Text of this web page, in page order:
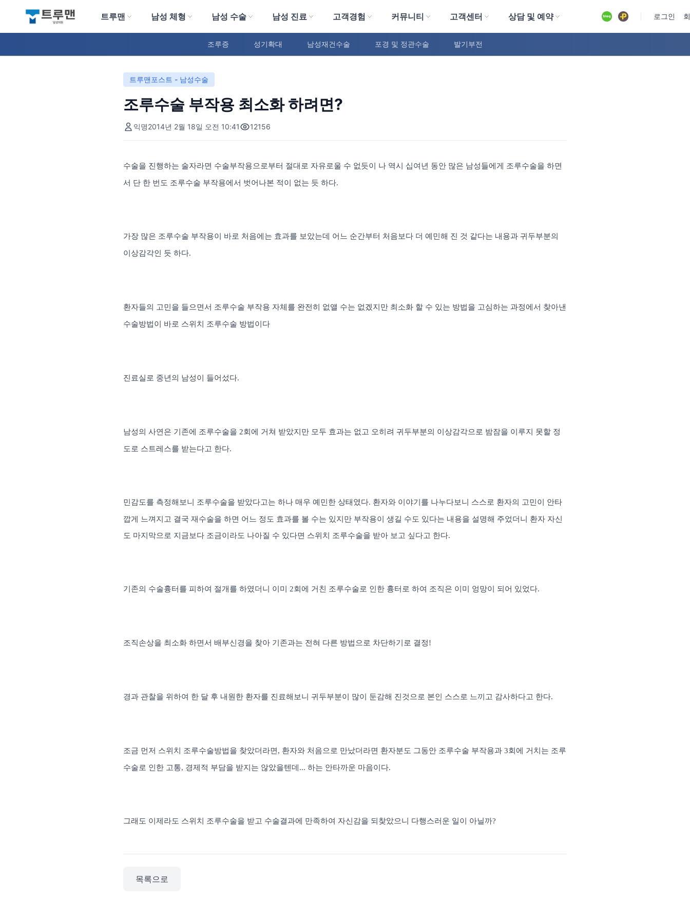
트루맨 남성의원
트루맨 남성 체형 남성 수술 남성 진료 고객경험 커뮤니티 고객센터 상담 및 예약 유튜브 로그인
조루증 성기확대 남성재건수술 포경 및 정관수술 발기부전
트루맨포스트 - 남성수술
조루수술 부작용 최소화 하려면?
익명2014년 2월 18일 오전 10:41 12156
수술을 진행하는 술자라면 수술부작용으로부터 절대로 자유로울 수 없듯이 나 역시 십여년 동안 많은 남성들에게 조루수술을 하면
서 단 한 번도 조루수술 부작용에서 벗어나본 적이 없는 듯 하다.
가장 많은 조루수술 부작용이 바로 처음에는 효과를 보았는데 어느 순간부터 처음보다 더 예민해 진 것 같다는 내용과 귀두부분의
이상감각인 듯 하다.
환자들의 고민을 들으면서 조루수술 부작용 자체를 완전히 없앨 수는 없겠지만 최소화 할 수 있는 방법을 고심하는 과정에서 찾아낸
수술방법이 바로 스위치 조루수술 방법이다
진료실로 중년의 남성이 들어섰다.
남성의 사연은 기존에 조루수술을 2회에 거쳐 받았지만 모두 효과는 없고 오히려 귀두부분의 이상감각으로 밤잠을 이루지 못할 정
도로 스트레스를 받는다고 한다.
민감도를 측정해보니 조루수술을 받았다고는 하나 매우 예민한 상태였다. 환자와 이야기를 나누다보니 스스로 환자의 고민이 안타
깝게 느껴지고 결국 재수술을 하면 어느 정도 효과를 볼 수는 있지만 부작용이 생길 수도 있다는 내용을 설명해 주었더니 환자 자신
도 마지막으로 지금보다 조금이라도 나아질 수 있다면 스위치 조루수술을 받아 보고 싶다고 한다.
기존의 수술흉터를 피하여 절개를 하였더니 이미 2회에 거친 조루수술로 인한 흉터로 하여 조직은 이미 엉망이 되어 있었다.
조직손상을 최소화 하면서 배부신경을 찾아 기존과는 전혀 다른 방법으로 차단하기로 결정!
경과 관찰을 위하여 한 달 후 내원한 환자를 진료해보니 귀두부분이 많이 둔감해 진것으로 본인 스스로 느끼고 감사하다고 한다.
조금 먼저 스위치 조루수술방법을 찾았더라면 , 환자와 처음으로 만났더라면 환자분도 그동안 조루수술 부작용과 3회에 거치는 조루
수술로 인한 고통, 경제적 부담을 받지는 않았을텐데 ... 하는 안타까운 마음이다.
그래도 이제라도 스위치 조루수술을 받고 수술결과에 만족하여 자신감을 되찾았으니 다행스러운 일이 아닐까?
목록으로